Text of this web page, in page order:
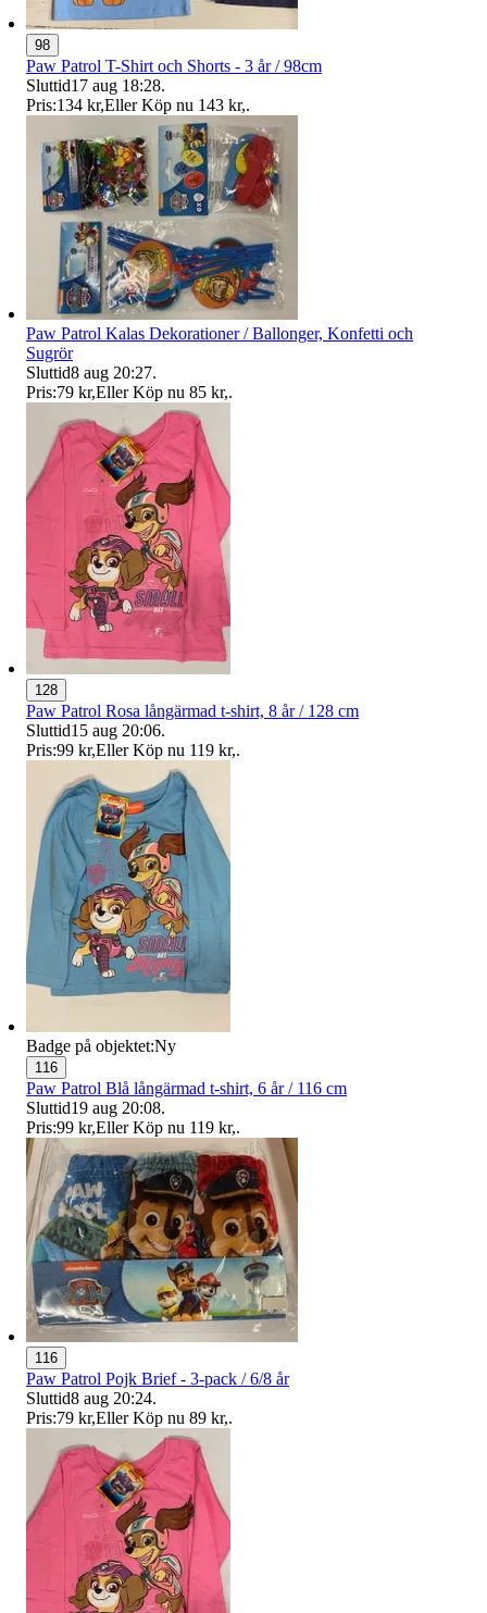
98
Paw Patrol T-Shirt och Shorts - 3 år / 98cm
Sluttid17 aug 18:28.
Pris:134 kr,Eller Köp nu 143 kr,.
Paw Patrol Kalas Dekorationer / Ballonger, Konfetti och
Sugrör
Sluttid8 aug 20:27.
Pris:79 kr,Eller Köp nu 85 kr,.
128
Paw Patrol Rosa långärmad t-shirt, 8 år / 128 cm
Sluttid15 aug 20:06.
Pris:99 kr,Eller Köp nu 119 kr,.
Badge på objektet:Ny
116
Paw Patrol Blå långärmad t-shirt, 6 år / 116 cm
Sluttid19 aug 20:08.
Pris:99 kr,Eller Köp nu 119 kr,.
116
Paw Patrol Pojk Brief - 3-pack / 6/8 år
Sluttid8 aug 20:24.
Pris:79 kr,Eller Köp nu 89 kr,.